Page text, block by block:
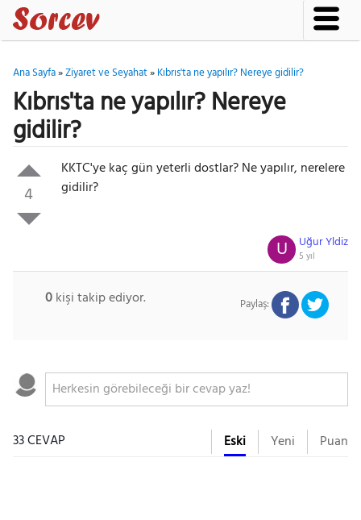
Ana Sayfa»Ziyaret ve Seyahat»Kıbrıs'ta ne yapılır? Nereye gidilir?
Kıbrıs'ta ne yapılır? Nereye
gidilir?
4
KKTC'ye kaç gün yeterli dostlar? Ne yapılır, nerelere
gidilir?
Uğur Yldiz
5 yıl
U
0kişi takip ediyor. Paylaş:
33 CEVAP Eski Yeni Puan